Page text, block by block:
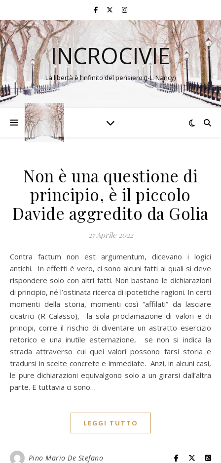
INCROCIVIE
La libertà è l’infinito del pensiero (J-L. Nancy)
Non è una questione di
principio, è il piccolo
Davide aggredito da Golia
27 Aprile 2022
Contra factum non est argumentum, dicevano i logici
antichi. In effetti è vero, ci sono alcuni fatti ai quali si deve
rispondere solo con altri fatti. Non bastano le dichiarazioni
di principio, né l’ostinata ricerca di ipotetiche ragioni. In certi
momenti della storia, momenti così “affilati” da lasciare
cicatrici (R Calasso), la sola proclamazione di valori e di
principi, corre il rischio di diventare un astratto esercizio
retorico e una inutile esternazione, se non si indica la
strada attraverso cui quei valori possono farsi storia e
tradursi in scelte concrete e immediate. Anzi, in alcuni casi,
le pure dichiarazioni equivalgono solo a un girarsi dall’altra
parte. E tuttavia ci sono…
LEGGI TUTTO
Pino Mario De Stefano